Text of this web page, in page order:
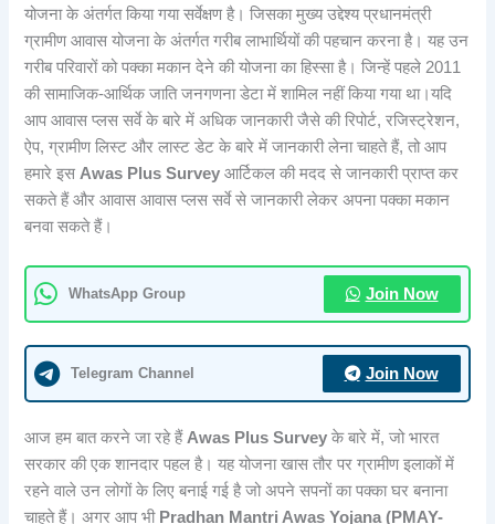
योजना के अंतर्गत किया गया सर्वेक्षण है। जिसका मुख्य उद्देश्य प्रधानमंत्री
ग्रामीण आवास योजना के अंतर्गत गरीब लाभार्थियों की पहचान करना है। यह उन
गरीब परिवारों को पक्का मकान देने की योजना का हिस्सा है। जिन्हें पहले 2011
की सामाजिक-आर्थिक जाति जनगणना डेटा में शामिल नहीं किया गया था।यदि
आप आवास प्लस सर्वे के बारे में अधिक जानकारी जैसे की रिपोर्ट, रजिस्ट्रेशन,
ऐप, ग्रामीण लिस्ट और लास्ट डेट के बारे में जानकारी लेना चाहते हैं, तो आप
हमारे इस Awas Plus Survey आर्टिकल की मदद से जानकारी प्राप्त कर
सकते हैं और आवास आवास प्लस सर्वे से जानकारी लेकर अपना पक्का मकान
बनवा सकते हैं।
WhatsApp Group Join Now
Telegram Channel Join Now
आज हम बात करने जा रहे हैंAwas Plus Survey के बारे में, जो भारत
सरकार की एक शानदार पहल है। यह योजना खास तौर पर ग्रामीण इलाकों में
रहने वाले उन लोगों के लिए बनाई गई है जो अपने सपनों का पक्का घर बनाना
चाहते हैं। अगर आप भी Pradhan Mantri Awas Yojana (PMAY-